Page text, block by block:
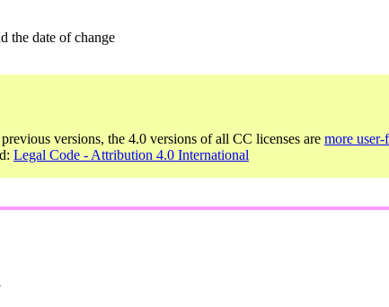
the date of change
versions, the 4.0 versions of all CC licenses are more
Legal Code - Attribution 4.0 International